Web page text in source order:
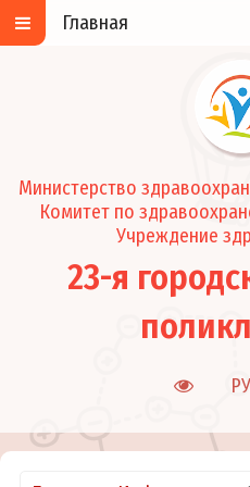
Министерство
Комитет по
Учреждение
23-я
РУ
Главная